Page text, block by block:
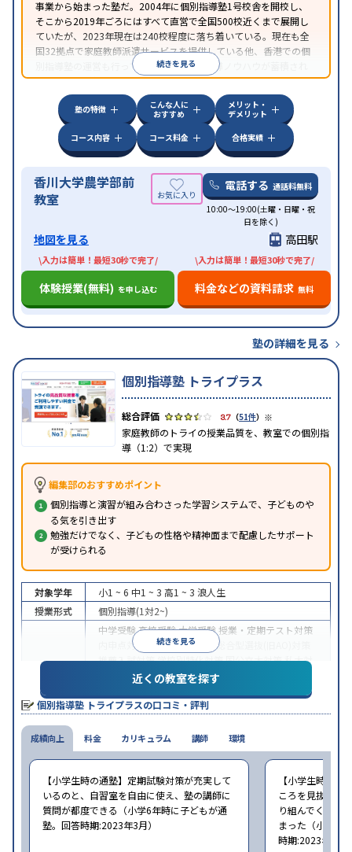
事業から始まった塾だ。2004年に個別指導塾1号校舎を開校し、
そこから2019年ごろにはすべて直営で全国500校近くまで展開し
ていたが、2023年現在は240校程度に落ち着いている。現在も全
国32拠点で家庭教師派遣サービスを提供している他、香港での個
別指導塾の運営も行っており、汎用的な指導ノウハウが蓄積され
ていることが伺える。
続きを見る
塾の特徴
こんな人に
おすすめ
メリット・
デメリット
コース内容
コース料金 合格実績
香川大学農学部前
教室
電話する 通話料無料
10:00～19:00(土曜・日曜・祝
日を除く)
地図を見る 高田駅
\入力は簡単！最短30秒で完了/
体験授業(無料) を申し込む
\入力は簡単！最短30秒で完了/
料金などの資料請求 無料
塾の詳細を見る
個別指導塾 トライプラス
3.7 （51件） ※
家庭教師のトライの授業品質を、教室での個別指
導（1:2）で実現
編集部のおすすめポイント
個別指導と演習が組み合わさった学習システムで、子どものや
る気を引き出す
勉強だけでなく、子どもの性格や精神面まで配慮したサポート
が受けられる
続きを見る
対象学年 小1 ~ 6 中1 ~ 3 高1 ~ 3 浪人生
授業形式
個別指導(1対2~)
中学受験高校受験大学受験 授業・定期テスト対策
内申点対策
学習習慣の定着
総合型選抜(旧AO)対策
推薦入試対策学校別特化対策国公立大対策私大対
共通テスト対策英検(英語検定)対策
その他
科目別特化対策
特徴
応
学習にPC・タブレットを利用1科目から受講可
能季節講習のみの受講可自習室あり
近くの教室を探す
個別指導塾 トライプラスの口コミ・評判
成績向上
【小学生時の通塾】定期試験対策が充実して
いるのと、自習室を自由に使え、塾の講師に
質問が都度できる（小学6年時に子どもが通
塾。回答時期:2023年3月）
【小学生時の通
ころを見抜いて
り組んでくれた
まった（小学5
時期:2023年3月
料金 カリキュラム 講師 環境